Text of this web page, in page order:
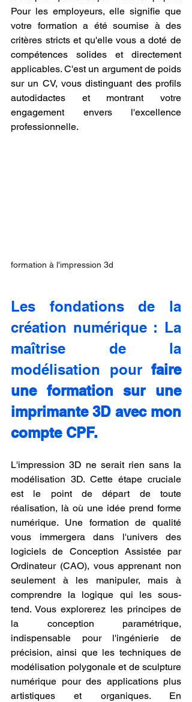
Pour les employeurs, elle signifie que
votre formation a été soumise à des
critères stricts et qu'elle vous a doté de
compétences solides et directement
applicables. C'est un argument de poids
sur un CV, vous distinguant des profils
autodidactes et montrant votre
engagement envers l'excellence
professionnelle.
formation à l'impression 3d
Les fondations de la
création numérique : La
maîtrise de la
modélisation pour faire
une formation sur une
imprimante 3D avec mon
compte CPF.
L'impression 3D ne serait rien sans la
modélisation 3D. Cette étape cruciale
est le point de départ de toute
réalisation, là où une idée prend forme
numérique. Une formation de qualité
vous immergera dans l'univers des
logiciels de Conception Assistée par
Ordinateur (CAO), vous apprenant non
seulement à les manipuler, mais à
comprendre la logique qui les sous-
tend. Vous explorerez les principes de
la conception paramétrique,
indispensable pour l'ingénierie de
précision, ainsi que les techniques de
modélisation polygonale et de sculpture
numérique pour des applications plus
artistiques et organiques. En